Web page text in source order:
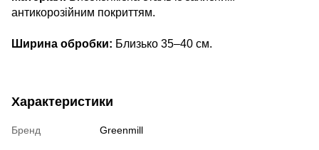
антикорозійним покриттям.
Ширина обробки: Близько 35–40 см.
Характеристики
Бренд Greenmill